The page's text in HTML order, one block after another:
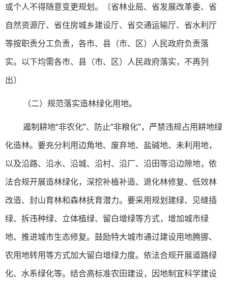
或个人不得随意变更规划。〔省林业局、省发展改革委、省
自然资源厅、省住房城乡建设厅、省交通运输厅、省水利厅
等按职责分工负责，各市、县（市、区）人民政府负责落
实。以下均需各市、县（市、区）人民政府落实，不再列
出〕
（二）规范落实造林绿化用地。
遏制耕地“非农化”、防止“非粮化”，严禁违规占用耕地绿
化造林。要充分利用边角地、废弃地、盐碱地、未利用地，
以及沿路、沿水、沿城、沿村、沿厂、沿田等沿边隙地，依
法合规开展造林绿化，深挖补植补造、退化林修复、低效林
改造、封山育林和森林抚育潜力。要采用规划建绿、见缝插
绿、拆违种绿、立体植绿、留白增绿等方式，增加城市绿
地、推进城市生态修复。鼓励特大城市通过建设用地腾挪、
农用地转用等方式加大留白增绿力度。依法合规开展道路绿
化、水系绿化等。结合高标准农田建设，因地制宜科学建设